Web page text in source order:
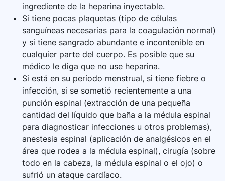
ingrediente de la heparina inyectable.
Si tiene pocas plaquetas (tipo de células
sanguíneas necesarias para la coagulación normal)
y si tiene sangrado abundante e incontenible en
cualquier parte del cuerpo. Es posible que su
médico le diga que no use heparina.
Si está en su período menstrual, si tiene fiebre o
infección, si se sometió recientemente a una
punción espinal (extracción de una pequeña
cantidad del líquido que baña a la médula espinal
para diagnosticar infecciones u otros problemas),
anestesia espinal (aplicación de analgésicos en el
área que rodea a la médula espinal), cirugía (sobre
todo en la cabeza, la médula espinal o el ojo) o
sufrió un ataque cardíaco.